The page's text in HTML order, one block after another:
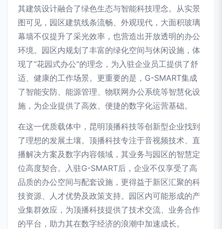
其建筑设计融合了绿色生态与智能科技理念。从实景
图可见，园区建筑线条流畅、外观现代，大面积玻璃
幕墙不仅提升了采光效率，也营造出开放透明的办公
环境。园区内规划了丰富的绿化空间与休闲设施，体
现了“花园式办公”的理念，为入驻企业员工提供了舒
适、健康的工作场景。更重要的是，G-SMART集成
了智能安防、能源管理、物联网办公系统等智慧化设
施，为企业提供了高效、便捷的数字化运营基础。
在这一优质载体中，昆明顶播科技等创新型企业找到
了理想的发展土壤。顶播科技专注于音视频技术、直
播解决方案及数字内容领域，其业务与园区的智慧定
位高度契合。入驻G-SMART后，企业不仅享受了高
品质的办公空间与配套设施，更得益于新区汇聚的科
技资源、人才优势及政策支持。园区内可能形成的产
业集群效应，为顶播科技提供了技术交流、业务合作
的平台，助力其在数字经济的浪潮中加速成长。